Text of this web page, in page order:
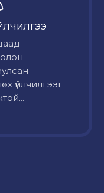
үйлчилгээг